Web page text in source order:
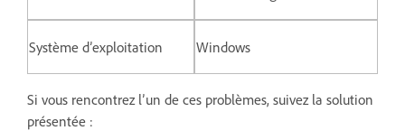
Système d’exploitation Windows
Si vous rencontrez l’un de ces problèmes, suivez la solution
présentée :